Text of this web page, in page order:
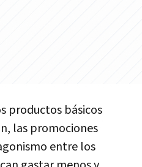
productos básicos
las promociones
entre los